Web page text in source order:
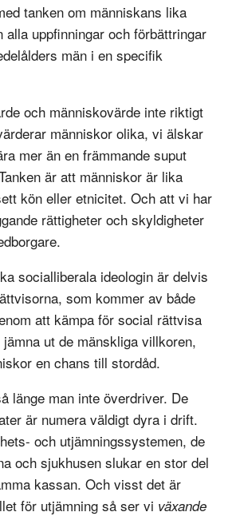
tanken om människans lika
alla uppfinningar och förbättringar
män i en specifik
och människovärde inte riktigt
människor olika, vi älskar
mer än en främmande suput
är att människor är lika
kön eller etnicitet. Och att vi har
rättigheter och skyldigheter
socialliberala ideologin är delvis
som kommer av både
att kämpa för social rättvisa
ut de mänskliga villkoren,
en chans till stordåd.
länge man inte överdriver. De
är numera väldigt dyra i drift.
och utjämningssystemen, de
och sjukhusen slukar en stor del
kassan. Och visst det är
för utjämning så ser vi växande